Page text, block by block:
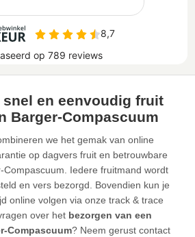
snel en eenvoudig fruit
Barger-Compascuum
we het gemak van online
op dagvers fruit en betrouwbare
Compascuum. Iedere fruitmand wordt
en vers bezorgd. Bovendien kun je
online volgen via onze track & trace
over het bezorgen van een
Compascuum? Neem gerust contact